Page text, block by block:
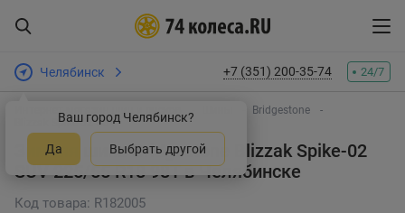
Челябинск
Ваш город Челябинск?
Да Выбрать другой
+7 (351) 200-35-74 24/7
Интернет-магазин шин и дисков
Bridgestone
Blizzak Spike-02 SUV
Зимняя шина Bridgestone Blizzak Spike-02
SUV 225/55 R18 98Tв Челябинске
Код товара: R182005